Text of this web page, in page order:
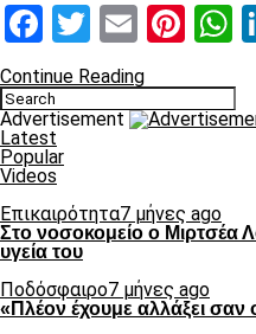
Facebook
Twitter
Email
Continue Reading
Advertisement
Latest
Popular
Videos
Επικαιρότητα7 μήνες ago
Στο νοσοκομείο ο Μιρτσέα
υγεία του
Ποδόσφαιρο7 μήνες ago
«Πλέον έχουμε αλλάξει